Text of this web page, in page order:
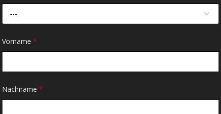
---
Vorname*
Nachname*